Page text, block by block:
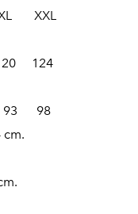
XXL
124
98
cm.